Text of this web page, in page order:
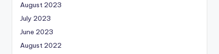
August 2023
July 2023
June 2023
August 2022